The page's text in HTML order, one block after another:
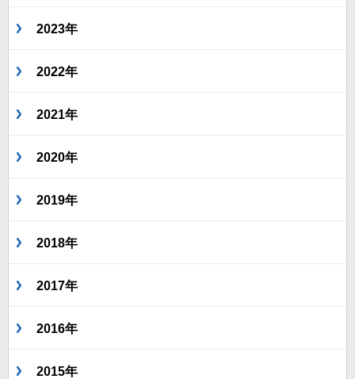
2023年
2022年
2021年
2020年
2019年
2018年
2017年
2016年
2015年